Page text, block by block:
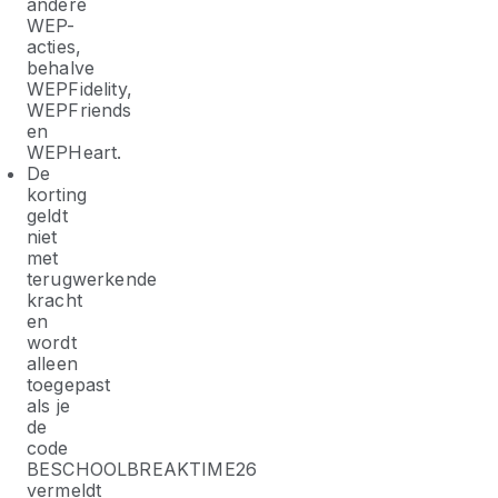
andere
WEP-
acties,
behalve
WEPFidelity,
WEPFriends
en
WEPHeart.
De
korting
geldt
niet
met
terugwerkende
kracht
en
wordt
alleen
toegepast
als je
de
code
BESCHOOLBREAKTIME26
vermeldt